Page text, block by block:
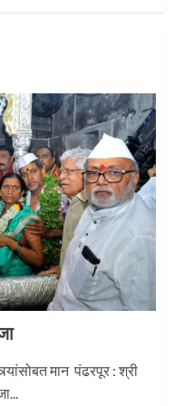
खंडेरायाच्या जेजुरीत
मान पंढरपूर : श्री